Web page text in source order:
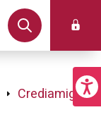
Crediamigo